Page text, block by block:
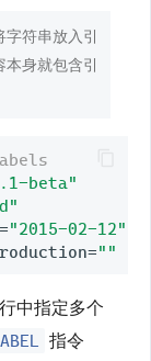
符串放入引
身就包含引
beta"
="2015-02-12"
=""
中指定多个
指令